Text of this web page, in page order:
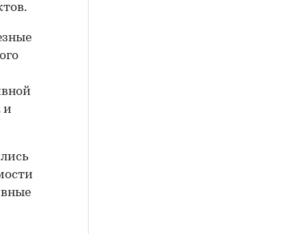
и